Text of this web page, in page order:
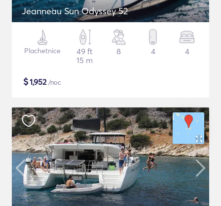
Jeanneau Sun Odyssey 52
Plachetnice
49 ft
15 m
8 4 4
$1,952/noc